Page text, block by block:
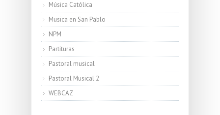
Música Católica
Musica en San Pablo
NPM
Partituras
Pastoral musical
Pastoral Musical 2
WEBCAZ